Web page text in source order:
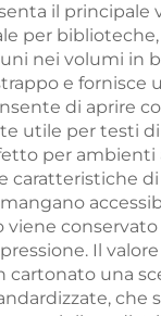
spruzzati
il principale
per
nei volumi in
e fornisce
di aprire
utile per testi
per ambienti
caratteristiche
viene
Il
cartonato una
che